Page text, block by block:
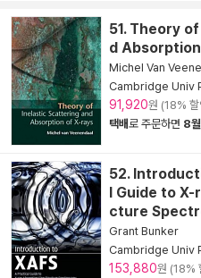
51. Theory
d
Michel Van
Cambridge Univ
91,920원 (18%
택배로 주문하면 8
52.
l Guide to
cture
Grant Bunker
Cambridge Univ
153,880원 (18%